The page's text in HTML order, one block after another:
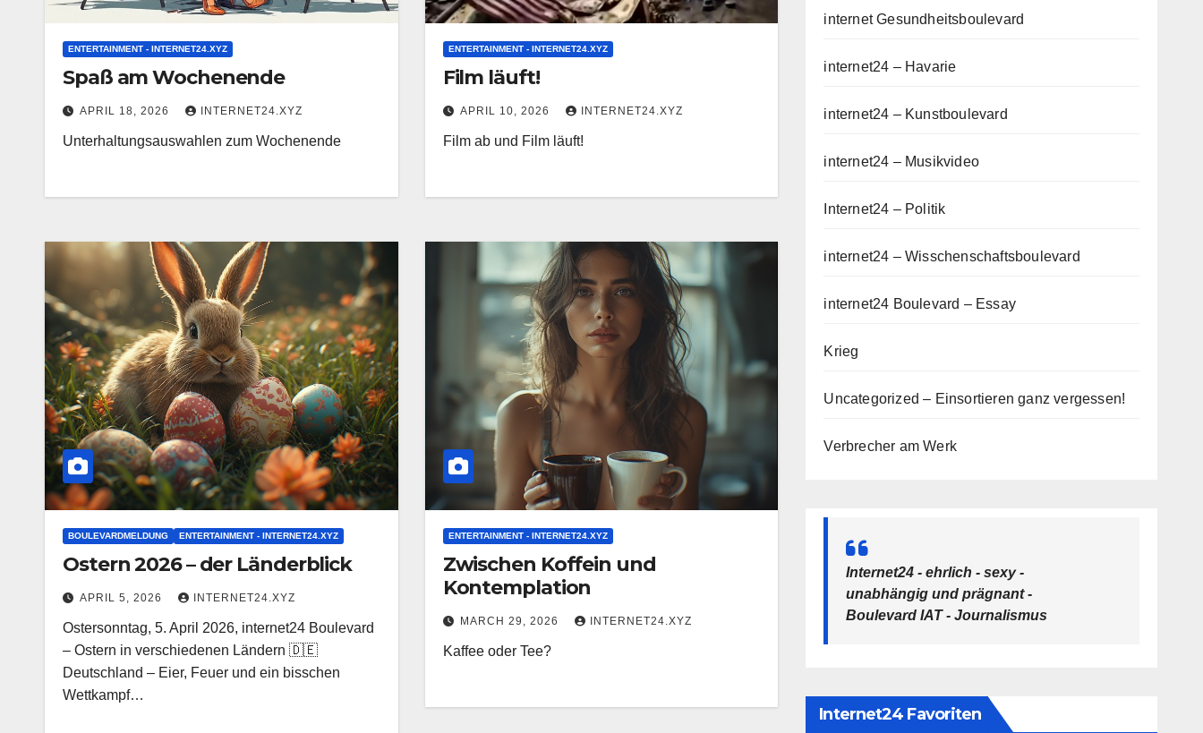
ENTERTAINMENT - INTERNET24.XYZ
Spaß am Wochenende
APRIL 18, 2026 INTERNET24.XYZ
Unterhaltungsauswahlen zum Wochenende
ENTERTAINMENT - INTERNET24.XYZ
Film läuft!
APRIL 10, 2026 INTERNET24.XYZ
Film ab und Film läuft!
BOULEVARDMELDUNG ENTERTAINMENT - INTERNET24.XYZ
Ostern 2026 – der Länderblick
APRIL 5, 2026 INTERNET24.XYZ
Ostersonntag, 5. April 2026, internet24 Boulevard
– Ostern in verschiedenen Ländern 🇩🇪
Deutschland – Eier, Feuer und ein bisschen
Wettkampf…
ENTERTAINMENT - INTERNET24.XYZ
Zwischen Koffein und
Kontemplation
MARCH 29, 2026 INTERNET24.XYZ
Kaffee oder Tee?
internet Gesundheitsboulevard
internet24 – Havarie
internet24 – Kunstboulevard
internet24 – Musikvideo
Internet24 – Politik
internet24 – Wisschenschaftsboulevard
internet24 Boulevard – Essay
Krieg
Uncategorized – Einsortieren ganz vergessen!
Verbrecher am Werk
Internet24 - ehrlich - sexy -
unabhängig und prägnant -
Boulevard IAT - Journalismus
Internet24 Favoriten